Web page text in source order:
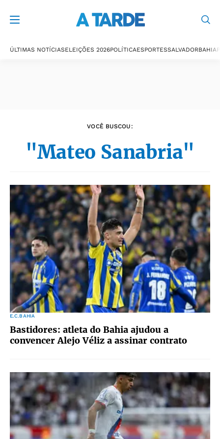
ÚLTIMAS NOTÍCIASELEIÇÕES 2026POLÍTICAESPORTESSALVADORBAHIA
VOCÊ BUSCOU:
"Mateo Sanabria"
E.C.BAHIA
Bastidores: atleta do Bahia ajudou a
convencer Alejo Véliz a assinar contrato